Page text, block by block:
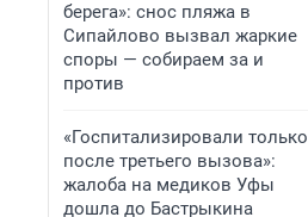
берега»: снос пляжа в
Сипайлово вызвал жаркие
споры — собираем за и
против
«Госпитализировали только
после третьего вызова»:
жалоба на медиков Уфы
дошла до Бастрыкина